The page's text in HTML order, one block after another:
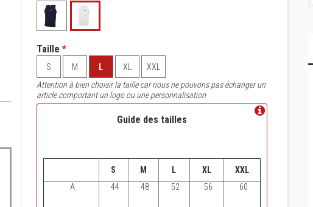
Taille *
S M L XL
XXL
Attention à bien choisir la taille car nous ne pouvons pas échanger un
article comportant un logo ou une personnalisation
Guide des tailles
S M L XL
XXL
A
44 48 52 56 60